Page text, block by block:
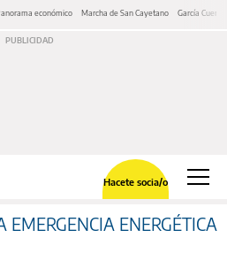
económico Marcha de San Cayetano García Cuerva
Hacete socia/o
EMERGENCIA ENERGÉTICA